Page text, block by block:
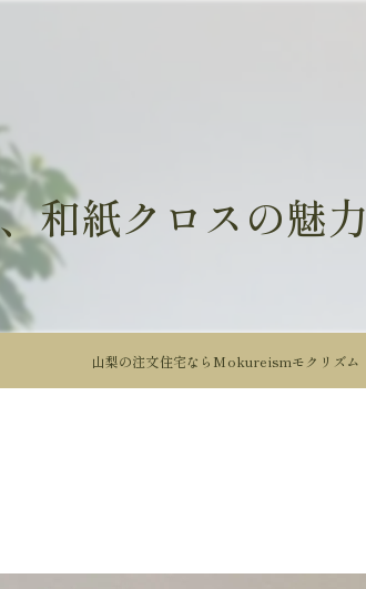
和紙クロスの魅力
山梨の注文住宅ならMokureismモクリズム